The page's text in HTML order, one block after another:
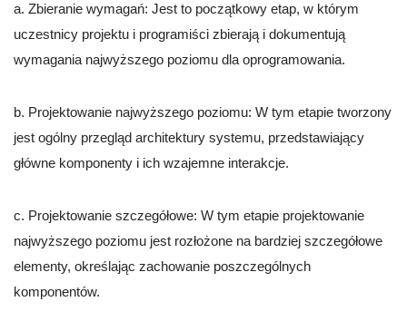
a. Zbieranie wymagań: Jest to początkowy etap, w którym
uczestnicy projektu i programiści zbierają i dokumentują
wymagania najwyższego poziomu dla oprogramowania.
b. Projektowanie najwyższego poziomu: W tym etapie tworzony
jest ogólny przegląd architektury systemu, przedstawiający
główne komponenty i ich wzajemne interakcje.
c. Projektowanie szczegółowe: W tym etapie projektowanie
najwyższego poziomu jest rozłożone na bardziej szczegółowe
elementy, określając zachowanie poszczególnych
komponentów.